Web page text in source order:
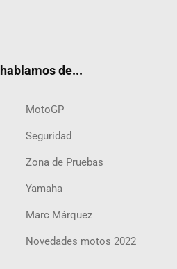
de...
MotoGP
Seguridad
Zona de Pruebas
Yamaha
Marc Márquez
Novedades motos 2022